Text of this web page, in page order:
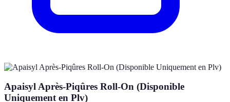
Apaisyl Après-Piqûres Roll-On (Disponible
Uniquement en Plv)